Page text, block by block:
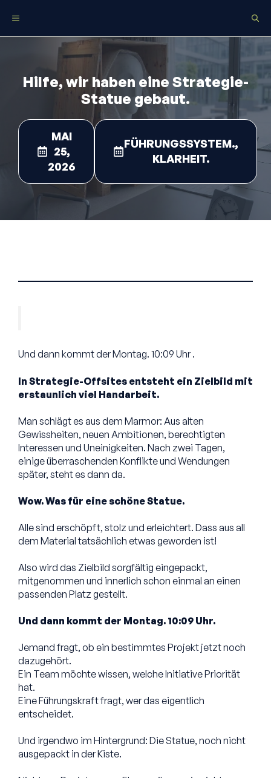
InhaltMenü
Hilfe, wir haben eine Strategie-
Statue gebaut.
MAI
25,
2026
FÜHRUNGSSYSTEM.,
KLARHEIT.
Und dann kommt der Montag. 10:09 Uhr .
In Strategie-Offsites entsteht ein Zielbild mit
erstaunlich viel Handarbeit.
Man schlägt es aus dem Marmor: Aus alten
Gewissheiten, neuen Ambitionen, berechtigten
Interessen und Uneinigkeiten. Nach zwei Tagen,
einige überraschenden Konflikte und Wendungen
später, steht es dann da.
Wow. Was für eine schöne Statue.
Alle sind erschöpft, stolz und erleichtert. Dass aus all
dem Material tatsächlich etwas geworden ist!
Also wird das Zielbild sorgfältig eingepackt,
mitgenommen und innerlich schon einmal an einen
passenden Platz gestellt.
Und dann kommt der Montag. 10:09 Uhr.
Jemand fragt, ob ein bestimmtes Projekt jetzt noch
dazugehört.
Ein Team möchte wissen, welche Initiative Priorität
hat.
Eine Führungskraft fragt, wer das eigentlich
entscheidet.
Und irgendwo im Hintergrund: Die Statue, noch nicht
ausgepackt in der Kiste.